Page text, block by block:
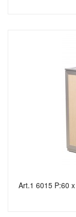
Art.1 6015 P:60